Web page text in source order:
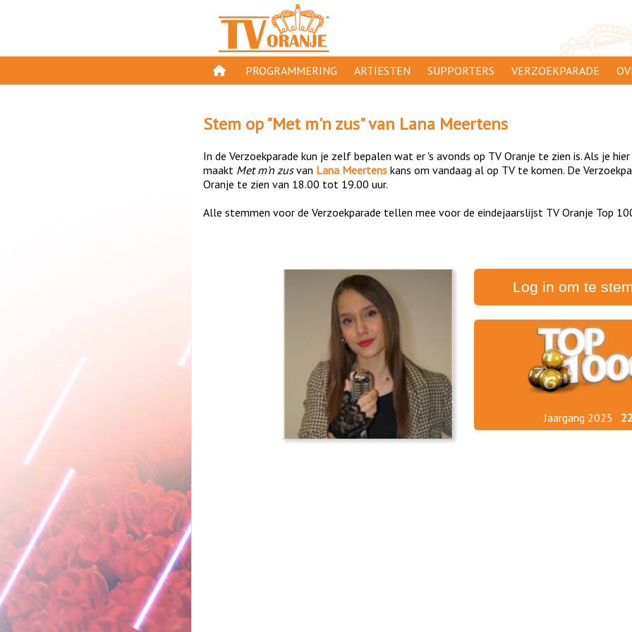
PROGRAMMERING
GESPEELD OP TV ORANJE
ORANJE KROON
TV ORANJE TOP 1000
11 VAN ORANJE
ARTIESTEN SUPPORTERS
AANMELDEN
VERZOEKPARADE
Stem op "Met m'n zus" van Lana Meertens
In de Verzoekparade kun je zelf bepalen wat er 's avonds op TV Oranje te zien is. Als je
maakt Met m'n zusvan Lana Meertens kans om vandaag al op TV te komen. De
Oranje te zien van 18.00 tot 19.00 uur.
Alle stemmen voor de Verzoekparade tellen mee voor de eindejaarslijst TV Oranje Top
Log in om te
Jaargang 2025